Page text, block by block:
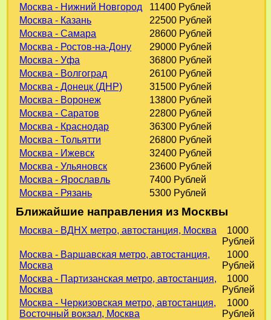
Москва - Нижний Новгород
11400 Рублей
Москва - Казань
22500 Рублей
Москва - Самара
28600 Рублей
Москва - Ростов-на-Дону
29000 Рублей
Москва - Уфа
36800 Рублей
Москва - Волгоград
26100 Рублей
Москва - Донецк (ДНР)
31500 Рублей
Москва - Воронеж
13800 Рублей
Москва - Саратов
22800 Рублей
Москва - Краснодар
36300 Рублей
Москва - Тольятти
26800 Рублей
Москва - Ижевск
32400 Рублей
Москва - Ульяновск
23600 Рублей
Москва - Ярославль
7400 Рублей
Москва - Рязань
5300 Рублей
Ближайшие направления из Москвы
Москва - ВДНХ метро, автостанция, Москва
1000
Рублей
Москва - Варшавская метро, автостанция,
Москва
1000
Рублей
Москва - Партизанская метро, автостанция,
Москва
1000
Рублей
Москва - Черкизовская метро, автостанция,
Восточный вокзал, Москва
1000
Рублей